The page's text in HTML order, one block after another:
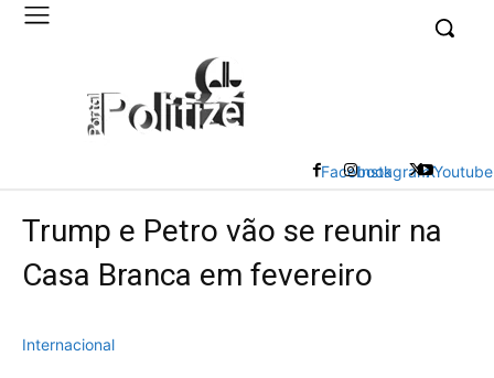
FacebookInstagramXYoutube
Trump e Petro vão se reunir na
Casa Branca em fevereiro
Internacional